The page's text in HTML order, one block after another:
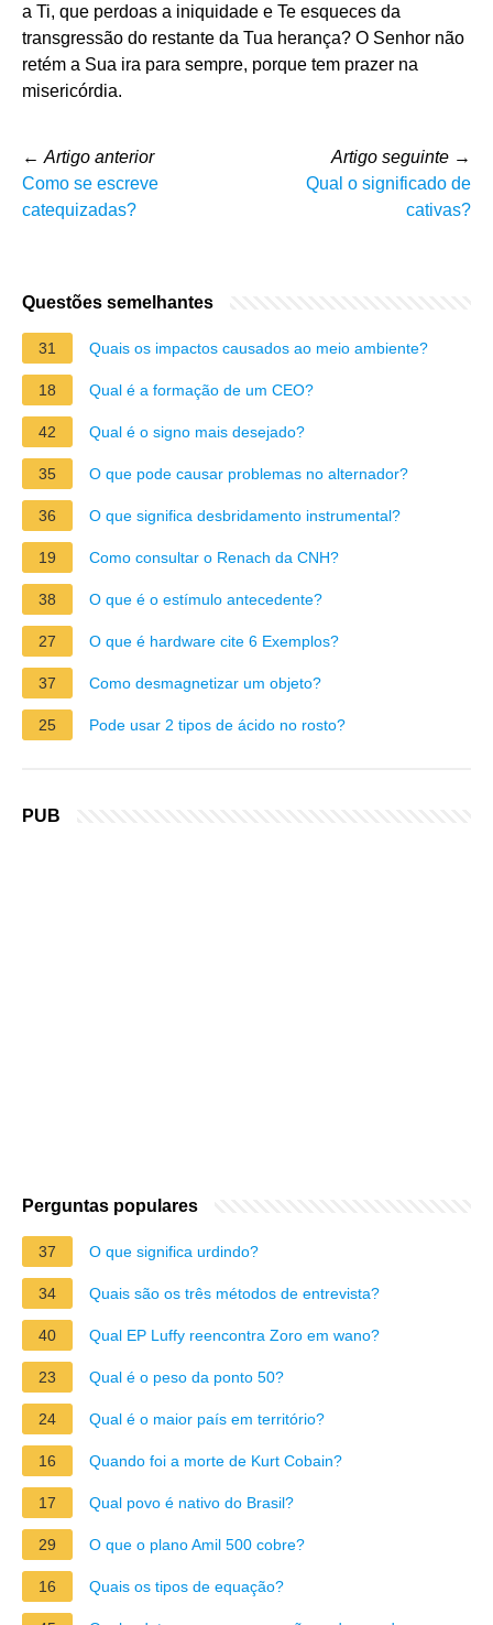
a Ti, que perdoas a iniquidade e Te esqueces da
transgressão do restante da Tua herança? O Senhor não
retém a Sua ira para sempre, porque tem prazer na
misericórdia.
← Artigo anterior
Como se escreve
catequizadas?
Artigo seguinte →
Qual o significado de
cativas?
Questões semelhantes
31 Quais os impactos causados ao meio ambiente?
18 Qual é a formação de um CEO?
42 Qual é o signo mais desejado?
35 O que pode causar problemas no alternador?
36 O que significa desbridamento instrumental?
19 Como consultar o Renach da CNH?
38 O que é o estímulo antecedente?
27 O que é hardware cite 6 Exemplos?
37 Como desmagnetizar um objeto?
25 Pode usar 2 tipos de ácido no rosto?
PUB
Perguntas populares
37 O que significa urdindo?
34 Quais são os três métodos de entrevista?
40 Qual EP Luffy reencontra Zoro em wano?
23 Qual é o peso da ponto 50?
24 Qual é o maior país em território?
16 Quando foi a morte de Kurt Cobain?
17 Qual povo é nativo do Brasil?
29 O que o plano Amil 500 cobre?
16 Quais os tipos de equação?